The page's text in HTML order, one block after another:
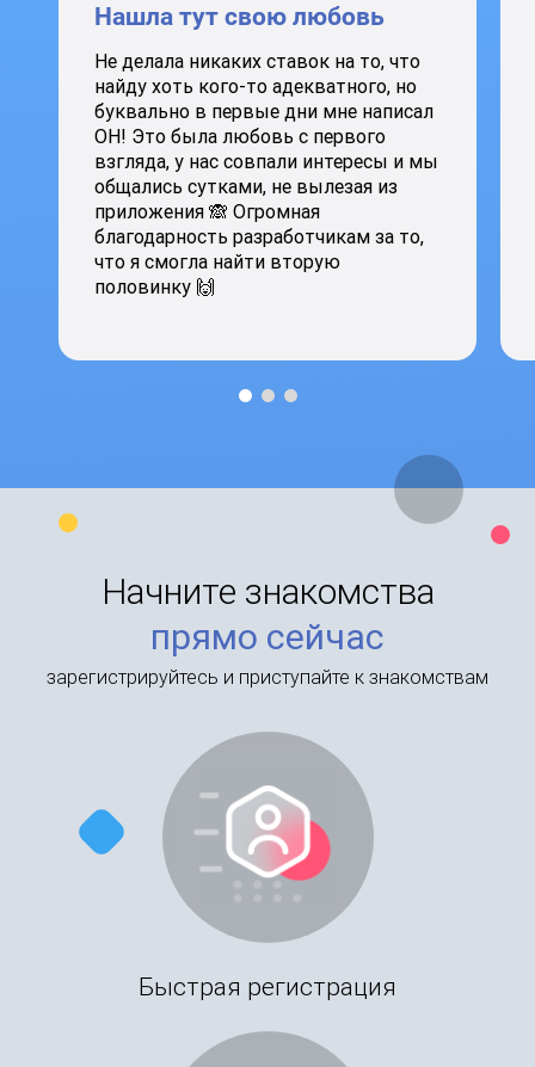
Нашла тут свою любовь
Не делала никаких ставок на то, что
найду хоть кого-то адекватного, но
буквально в первые дни мне написал
ОН! Это была любовь с первого
взгляда, у нас совпали интересы и мы
общались сутками, не вылезая из
приложения 🙈 Огромная
благодарность разработчикам за то,
что я смогла найти вторую
половинку 🙌
Начните знакомства
прямо сейчас
зарегистрируйтесь и приступайте к знакомствам
Быстрая регистрация